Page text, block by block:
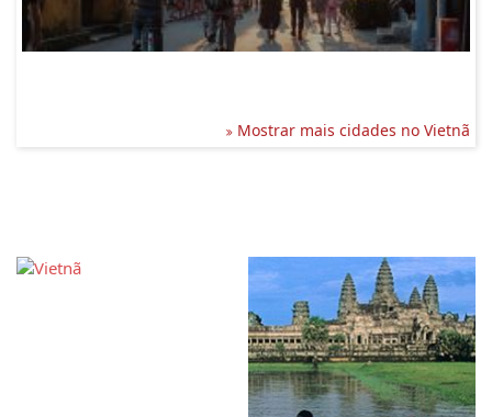
Mostrar mais cidades no Vietnã